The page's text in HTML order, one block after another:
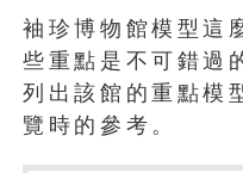
袖珍博物館模型這
些重點是不可錯過
列出該館的重點模
覽時的參考。